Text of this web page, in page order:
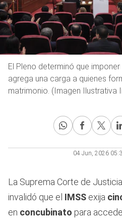
El Pleno determinó que
agrega una carga a quienes
matrimonio. (Imagen Ilustrativa
04 Jun, 2026
La Suprema Corte de
invalidó que el IMSS exija
en concubinato para